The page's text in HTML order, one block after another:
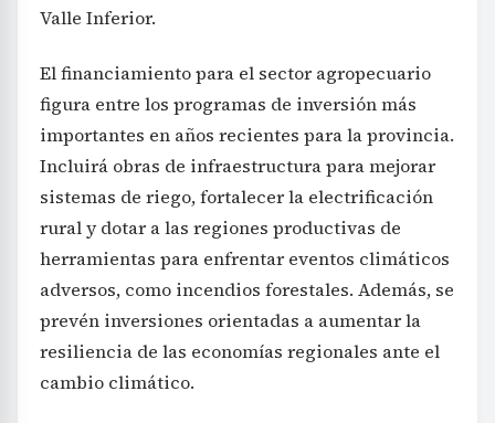
Valle Inferior.
El financiamiento para el sector agropecuario
figura entre los programas de inversión más
importantes en años recientes para la provincia.
Incluirá obras de infraestructura para mejorar
sistemas de riego, fortalecer la electrificación
rural y dotar a las regiones productivas de
herramientas para enfrentar eventos climáticos
adversos, como incendios forestales. Además, se
prevén inversiones orientadas a aumentar la
resiliencia de las economías regionales ante el
cambio climático.